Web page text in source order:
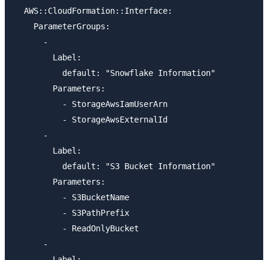
  AWS::CloudFormation::Interface:
    ParameterGroups:
      -
        Label:
          default: "Snowflake Information"
        Parameters:
          - StorageAwsIamUserArn
          - StorageAwsExternalId
      -
        Label:
          default: "S3 Bucket Information"
        Parameters:
          - S3BucketName
          - S3PathPrefix
          - ReadOnlyBucket
      -